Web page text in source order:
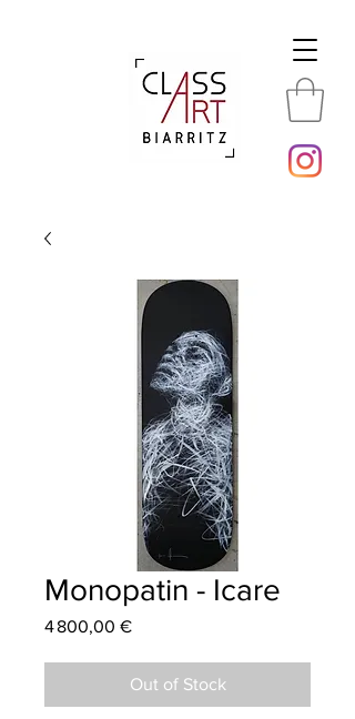
Monopatin - Icare
4 800,00 €Price
Out of Stock